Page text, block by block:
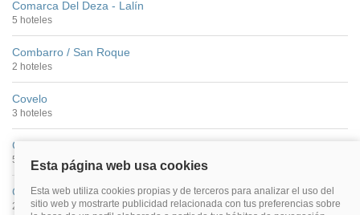
Comarca Del Deza - Lalín
5 hoteles
Combarro / San Roque
2 hoteles
Covelo
3 hoteles
Cuntis
5 hoteles
Gondomar
2 hoteles